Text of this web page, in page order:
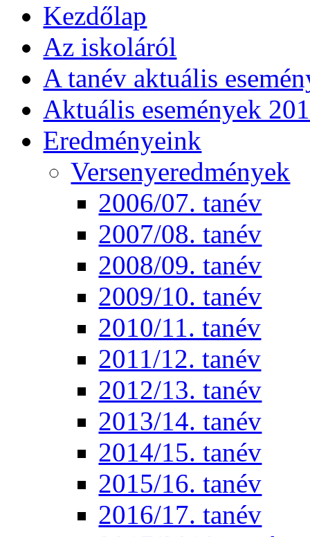
Kezdőlap
Az iskoláról
A tanév aktuális
Aktuális események
Eredményeink
Versenyeredmények
2006/07. tanév
2007/08. tanév
2008/09. tanév
2009/10. tanév
2010/11. tanév
2011/12. tanév
2012/13. tanév
2013/14. tanév
2014/15. tanév
2015/16. tanév
2016/17. tanév